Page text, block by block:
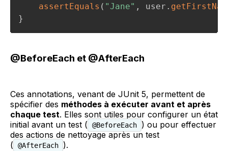
assertEquals ( "Jane" , user .
}
@BeforeEach et @AfterEach
Ces annotations, venant de JUnit 5, permettent de
spécifier des méthodes à exécuter avant et après
chaque test. Elles sont utiles pour configurer un état
initial avant un test (
@BeforeEach
) ou pour effectuer
des actions de nettoyage après un test
(
@AfterEach ).